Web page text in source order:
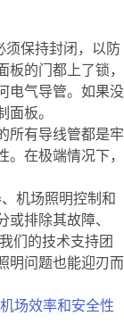
须保持封闭，以防
的门都上了锁，
电气导管。如果没
面板。
所有导线管都是牢
在极端情况下，
机场照明控制和
排除其故障、
们的技术支持团
明问题也能迎刃而
场效率和安全性